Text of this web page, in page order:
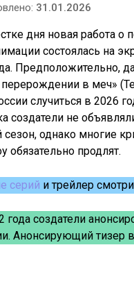
31.01.2026
дня новая работа о
состоялась на
Предположительно,
в меч»
случиться в 2026
создатели не
однако многие
обязательно продлят.
серий и трейлер
года создатели
Анонсирующий тизер